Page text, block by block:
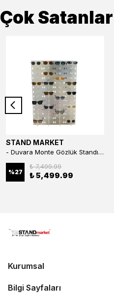
Çok Satanlar
STAND MARKET
- Duvara Monte Gözlük Standı 56'li Pleksi Glass | 99x67 cm Gözlük Teşhir Standı
%27
₺ 7,499.99
₺ 5,499.99
Kurumsal
Bilgi Sayfaları